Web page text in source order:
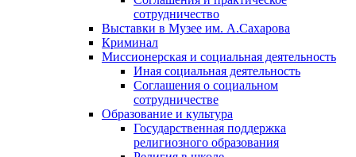
сотрудничество
Выставки в Музее им. А.Сахарова
Криминал
Миссионерская и социальная деятельность
Иная социальная деятельность
Соглашения о социальном
сотрудничестве
Образование и культура
Государственная поддержка
религиозного образования